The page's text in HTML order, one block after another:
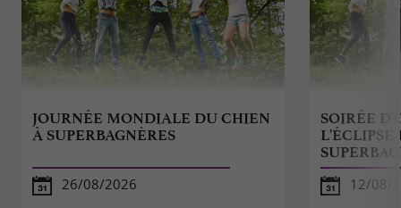
JOURNÉE MONDIALE DU CHIEN
À SUPERBAGNÈRES
26/08/2026
SOIRÉE
L'ÉCLIPSE
12/08/